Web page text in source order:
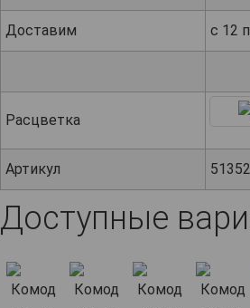
Доставим с 12
Расцветка
Артикул 51352
Доступные